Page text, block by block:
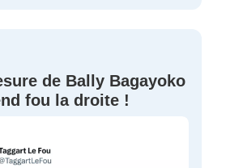
de Bally Bagayoko
fou la droite !